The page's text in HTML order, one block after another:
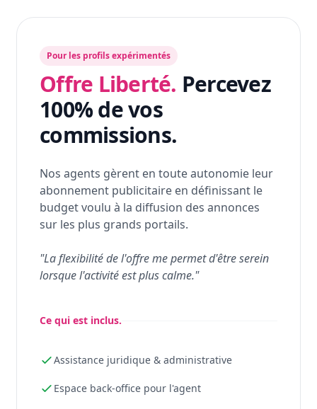
Pour les profils expérimentés
Offre Liberté. Percevez
100% de vos
commissions.
Nos agents gèrent en toute autonomie leur
abonnement publicitaire en définissant le
budget voulu à la diffusion des annonces
sur les plus grands portails.
"La flexibilité de l'offre me permet d'être serein
lorsque l'activité est plus calme."
Ce qui est inclus.
Assistance juridique & administrative
Espace back-office pour l'agent